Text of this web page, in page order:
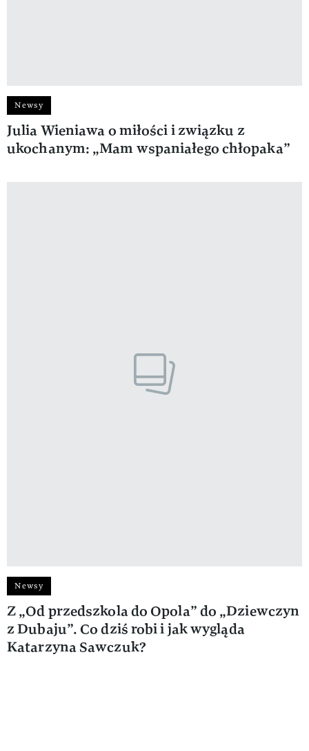
Newsy
Julia Wieniawa o miłości i związku z
ukochanym: „Mam wspaniałego chłopaka”
Newsy
Z „Od przedszkola do Opola” do „Dziewczyn
z Dubaju”. Co dziś robi i jak wygląda
Katarzyna Sawczuk?